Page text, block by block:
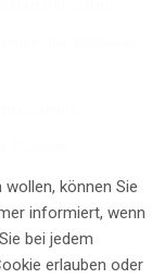
können Sie
informiert, wenn
bei jedem
erlauben oder